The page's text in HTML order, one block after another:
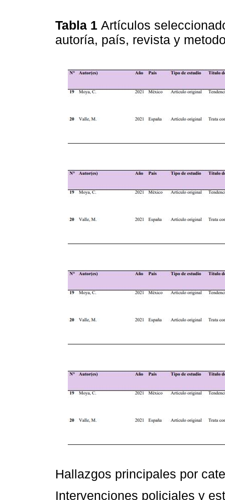
Tabla 1 Artículos
autoría, país, revista y
Hallazgos principales por
Intervenciones policiales y